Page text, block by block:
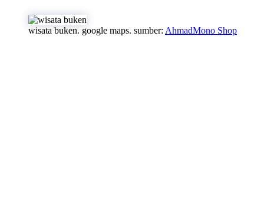
wisata buken. google maps. sumber: AhmadMono Shop